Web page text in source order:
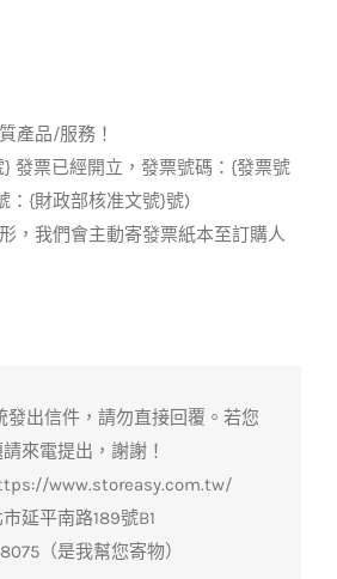
產品/服務！
發票已經開立，發票號碼：{發票號
：{財政部核准文號}號)
，我們會主動寄發票紙本至訂購人
出信件，請勿直接回覆。若您
來電提出，謝謝！
www.storeasy.com.tw/
延平南路189號B1
（是我幫您寄物）